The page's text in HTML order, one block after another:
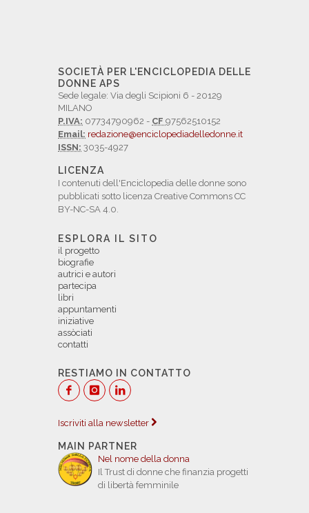
SOCIETÀ PER L'ENCICLOPEDIA DELLE
DONNE APS
Sede legale: Via degli Scipioni 6 - 20129
MILANO
P.IVA: 07734790962 - CF 97562510152
Email: redazione@enciclopediadelledonne.it
ISSN: 3035-4927
LICENZA
I contenuti dell'Enciclopedia delle donne sono
pubblicati sotto licenza Creative Commons CC
BY-NC-SA 4.0.
ESPLORA IL SITO
il progetto
biografie
autrici e autori
partecipa
libri
appuntamenti
iniziative
assòciati
contatti
RESTIAMO IN CONTATTO
Iscriviti alla newsletter
MAIN PARTNER
Nel nome della donna
Il Trust di donne che finanzia progetti
di libertà femminile